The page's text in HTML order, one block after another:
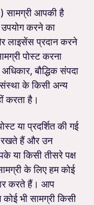
सामग्री आपकी है
करने का
लाइसेंस प्रदान करने
पोस्ट करना
बौद्धिक संपदा
संस्था के किसी अन्य
करता है।
या प्रदर्शित की गई
रखते हैं और उन
या किसी तीसरे पक्ष
के लिए हम कोई
करते हैं। आप
भी सामग्री किसी